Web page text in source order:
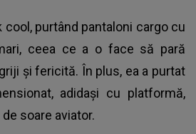
cool, purtând pantaloni cargo cu
ceea ce a o face să pară
și fericită. În plus, ea a purtat
adidași cu platformă,
soare aviator.